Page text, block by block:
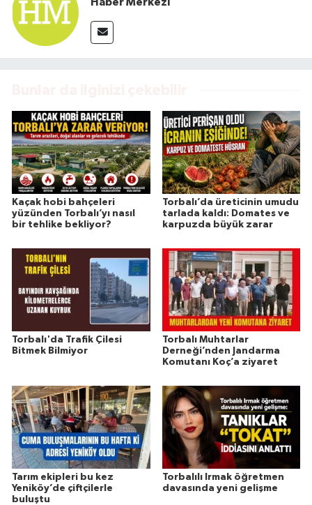
Haber Merkezi
Kaçak hobi bahçeleri
yüzünden Torbalı’yı nasıl
bir tehlike bekliyor?
Torbalı’da üreticinin umudu
tarlada kaldı: Domates ve
karpuzda büyük zarar
Torbalı'da Trafik Çilesi
Bitmek Bilmiyor
Torbalı Muhtarlar
Derneği’nden Jandarma
Komutanı Koç’a ziyaret
Tarım ekipleri bu kez
Yeniköy’de çiftçilerle
buluştu
Torbalılı Irmak öğretmen
davasında yeni gelişme